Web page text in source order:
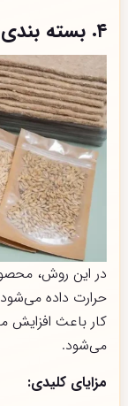
۴. بسته بندی حرارتی و استریلیزه
در این روش،
حرارت داده می‌شود
کار باعث افزایش
می‌شود.
مزایای کلیدی: